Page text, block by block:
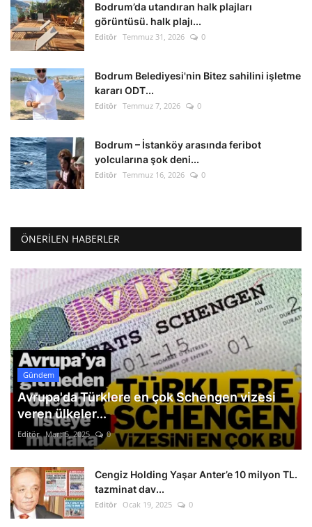
Gündem
Dünya
Bodrum’da utandıran halk plajları
görüntüsü. halk plajı...
Editör Temmuz 31, 2026 0
Bodrum Belediyesi'nin Bitez sahilini işletme
kararı ODT...
Editör Temmuz 7, 2026 0
Bodrum – İstanköy arasında feribot
yolcularına şok deni...
Editör Temmuz 16, 2026 0
ÖNERILEN HABERLER
Gündem
Avrupa'da Türklere en çok Schengen vizesi
veren ülkeler...
Editör Mart 5, 2025 0
Cengiz Holding Yaşar Anter’e 10 milyon TL.
tazminat dav...
Editör Ocak 19, 2025 0